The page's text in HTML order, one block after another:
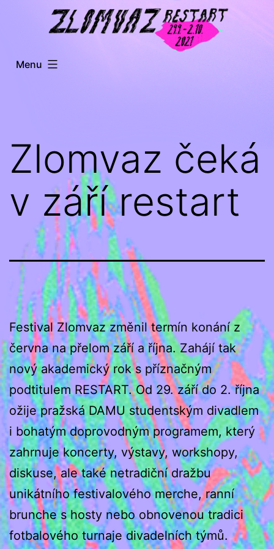
Menu
Zlomvaz čeká
v září restart
Festival Zlomvaz změnil termín konání z
června na přelom září a října. Zahájí tak
nový akademický rok s příznačným
podtitulem RESTART. Od 29. září do 2. října
ožije pražská DAMU studentským divadlem
i bohatým doprovodným programem, který
zahrnuje koncerty, výstavy, workshopy,
diskuse, ale také netradiční dražbu
unikátního festivalového merche, ranní
brunche s hosty nebo obnovenou tradici
fotbalového turnaje divadelních týmů.